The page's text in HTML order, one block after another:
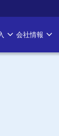
会社情報